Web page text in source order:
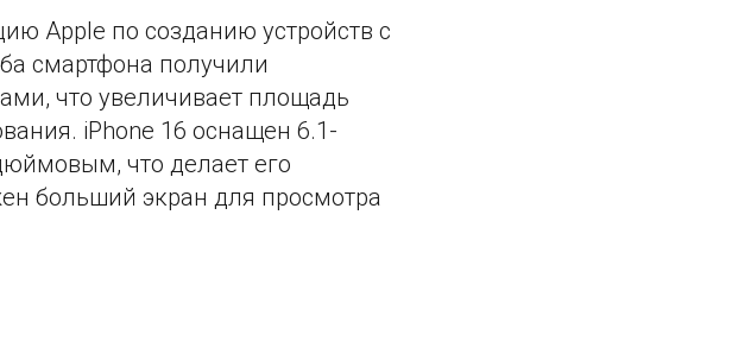
Apple по созданию устройств с
смартфона получили
что увеличивает площадь
iPhone 16 оснащен 6.1-
что делает его
больший экран для просмотра